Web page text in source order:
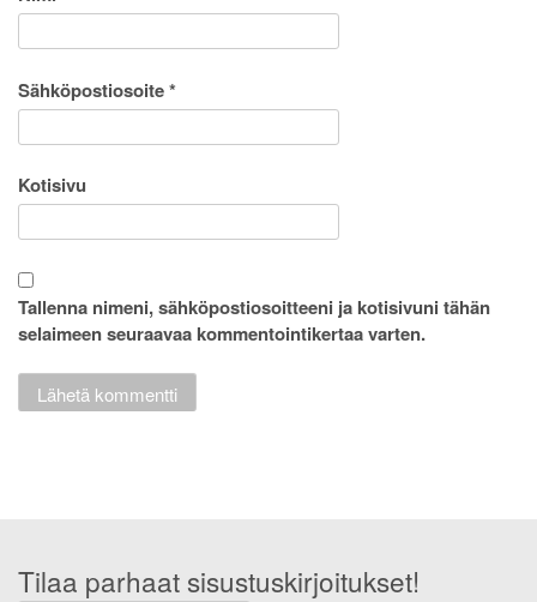
Sähköpostiosoite*
Kotisivu
Tallenna nimeni, sähköpostiosoitteeni ja kotisivuni tähän
selaimeen seuraavaa kommentointikertaa varten.
Tilaa parhaat sisustuskirjoitukset!